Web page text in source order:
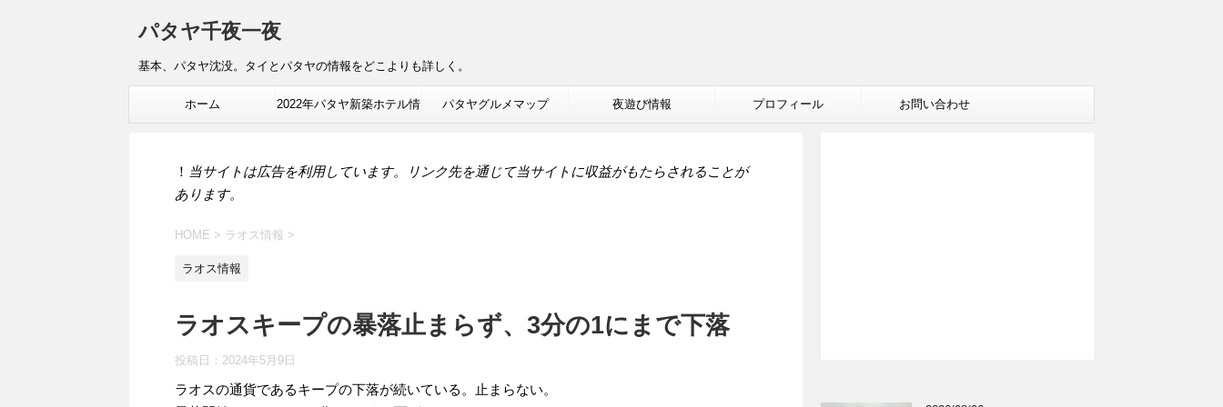
パタヤ千夜一夜
基本、パタヤ沈没。タイとパタヤの情報をどこよりも詳しく。
ホーム 2022年パタヤ新築ホテル情 パタヤグルメマップ 夜遊び情報 プロフィール お問い合わせ
！ 当サイトは広告を利用しています。リンク先を通じて当サイトに収益がもたらされることが
あります。
HOME > ラオス情報 >
ラオス情報
ラオスキープの暴落止まらず、3分の1にまで下落
投稿日： 2024年5月9日
ラオスの通貨であるキープの下落が続いている。止まらない。